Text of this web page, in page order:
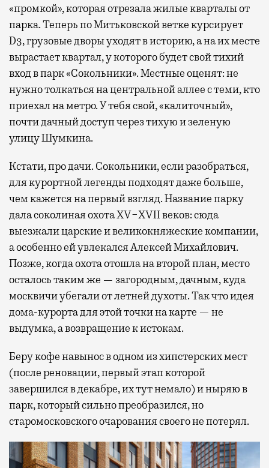
«промкой», которая отрезала жилые кварталы от
парка. Теперь по Митьковской ветке курсирует
D3, грузовые дворы уходят в историю, а на их месте
вырастает квартал, у которого будет свой тихий
вход в парк «Сокольники». Местные оценят: не
нужно толкаться на центральной аллее с теми, кто
приехал на метро. У тебя свой, «калиточный»,
почти дачный доступ через тихую и зеленую
улицу Шумкина.
Кстати, про дачи. Сокольники, если разобраться,
для курортной легенды подходят даже больше,
чем кажется на первый взгляд. Название парку
дала соколиная охота XV−XVII веков: сюда
выезжали царские и великокняжеские компании,
а особенно ей увлекался Алексей Михайлович.
Позже, когда охота отошла на второй план, место
осталось таким же — загородным, дачным, куда
москвичи убегали от летней духоты. Так что идея
дома-курорта для этой точки на карте — не
выдумка, а возвращение к истокам.
Беру кофе навынос в одном из хипстерских мест
(после реновации, первый этап которой
завершился в декабре, их тут немало) и ныряю в
парк, который сильно преобразился, но
старомосковского очарования своего не потерял.